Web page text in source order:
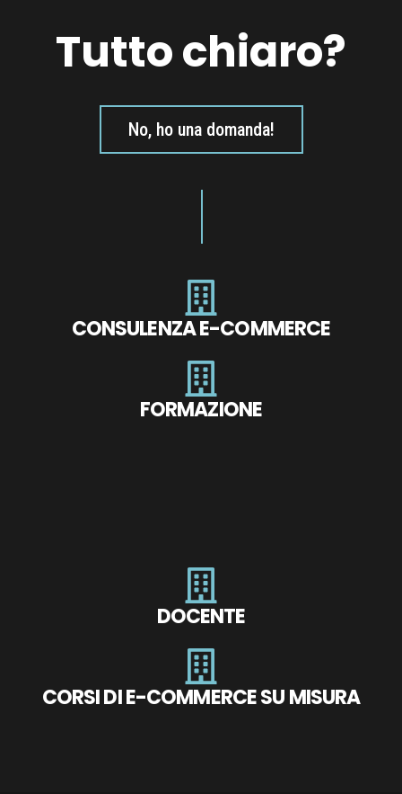
Tutto chiaro?
No, ho una domanda!
CONSULENZA E-COMMERCE
FORMAZIONE
DOCENTE
CORSI DI E-COMMERCE SU MISURA